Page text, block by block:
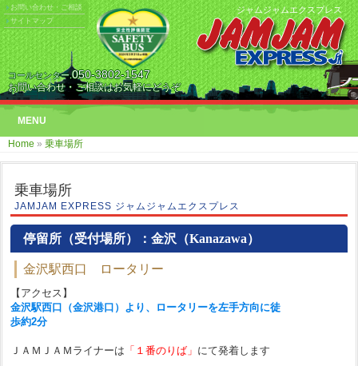
ジャムジャムエクスプレス
コールセンター.050-3802-1547
お問い合わせ・ご相談はお気軽にどうぞ
お問い合わせ・ご相談
サイトマップ
MENU
Home » 乗車場所
乗車場所
JAMJAM EXPRESS ジャムジャムエクスプレス
停留所（受付場所）：金沢（Kanazawa）
金沢駅西口 ロータリー
【アクセス】
金沢駅西口（金沢港口）より、ロータリーを左手方向に徒
歩約2分
ＪＡＭＪＡＭライナーは 「１番のりば」 にて発着します